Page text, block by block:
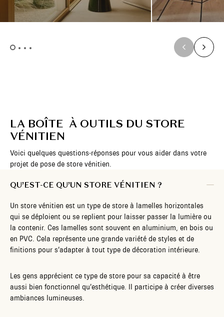
LA BOÎTE À OUTILS DU STORE
VÉNITIEN
Voici quelques questions-réponses pour vous aider dans votre
projet de pose de store vénitien.
QU’EST-CE QU’UN STORE VÉNITIEN ?
Un store vénitien est un type de store à lamelles horizontales
qui se déploient ou se replient pour laisser passer la lumière ou
la contenir. Ces lamelles sont souvent en aluminium, en bois ou
en PVC. Cela représente une grande variété de styles et de
finitions pour s’adapter à tout type de décoration intérieure.
Les gens apprécient ce type de store pour sa capacité à être
aussi bien fonctionnel qu’esthétique. Il participe à créer diverses
ambiances lumineuses.